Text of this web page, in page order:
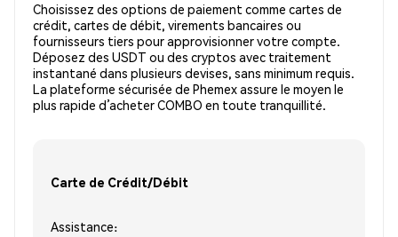
Choisissez des options de paiement comme cartes de
crédit, cartes de débit, virements bancaires ou
fournisseurs tiers pour approvisionner votre compte.
Déposez des USDT ou des cryptos avec traitement
instantané dans plusieurs devises, sans minimum requis.
La plateforme sécurisée de Phemex assure le moyen le
plus rapide d’acheter COMBO en toute tranquillité.
Carte de Crédit/Débit
Assistance: